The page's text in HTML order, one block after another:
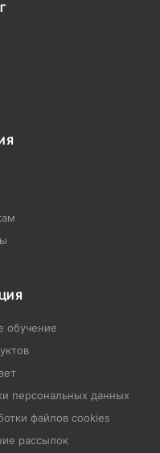
обучение
персональных данных
файлов cookies
рассылок